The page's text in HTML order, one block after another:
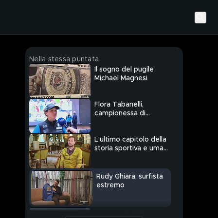
Nella stessa puntata
Il sogno del pugile
Michael Magnesi
Flora Tabanelli,
campionessa di
L'ultimo capitolo della
storia sportiva e umana
Rudy Ghiara, surfista
estremo